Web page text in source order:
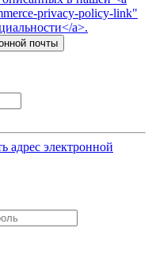
privacy-policy-link"
a>.
почты
адрес электронной